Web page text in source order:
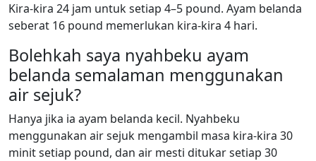
Kira-kira 24 jam untuk setiap 4–5 pound. Ayam belanda
seberat 16 pound memerlukan kira-kira 4 hari.
Bolehkah saya nyahbeku ayam
belanda semalaman menggunakan
air sejuk?
Hanya jika ia ayam belanda kecil. Nyahbeku
menggunakan air sejuk mengambil masa kira-kira 30
minit setiap pound, dan air mesti ditukar setiap 30